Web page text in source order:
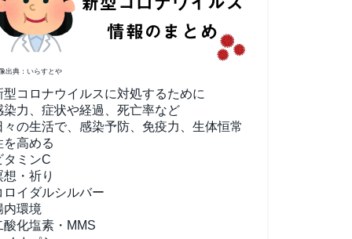
出典：いらすとや
型コロナウイルスに対処するために
染力、症状や経過、死亡率など
々の生活で、感染予防、免疫力、生体恒常
を高める
タミンC
想・祈り
ロイダルシルバー
内環境
酸化塩素・MMS